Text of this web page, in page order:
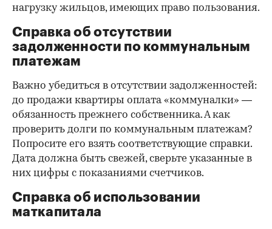
нагрузку жильцов, имеющих право пользования.
Справка об отсутствии
задолженности по коммунальным
платежам
Важно убедиться в отсутствии задолженностей:
до продажи квартиры оплата «коммуналки» —
обязанность прежнего собственника. А как
проверить долги по коммунальным платежам?
Попросите его взять соответствующие справки.
Дата должна быть свежей, сверьте указанные в
них цифры с показаниями счетчиков.
Справка об использовании
маткапитала